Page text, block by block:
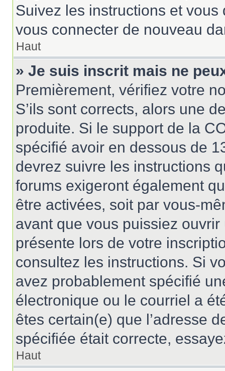
Suivez les instructions et
vous connecter de nouveau
Haut
» Je suis inscrit mais ne
Premièrement, vérifiez votre
S’ils sont corrects, alors une
produite. Si le support de la
spécifié avoir en dessous de
devrez suivre les instructions
forums exigeront également
être activées, soit par vous-
avant que vous puissiez
présente lors de votre
consultez les instructions. Si
avez probablement spécifié
électronique ou le courriel a
êtes certain(e) que l’adresse
spécifiée était correcte,
Haut